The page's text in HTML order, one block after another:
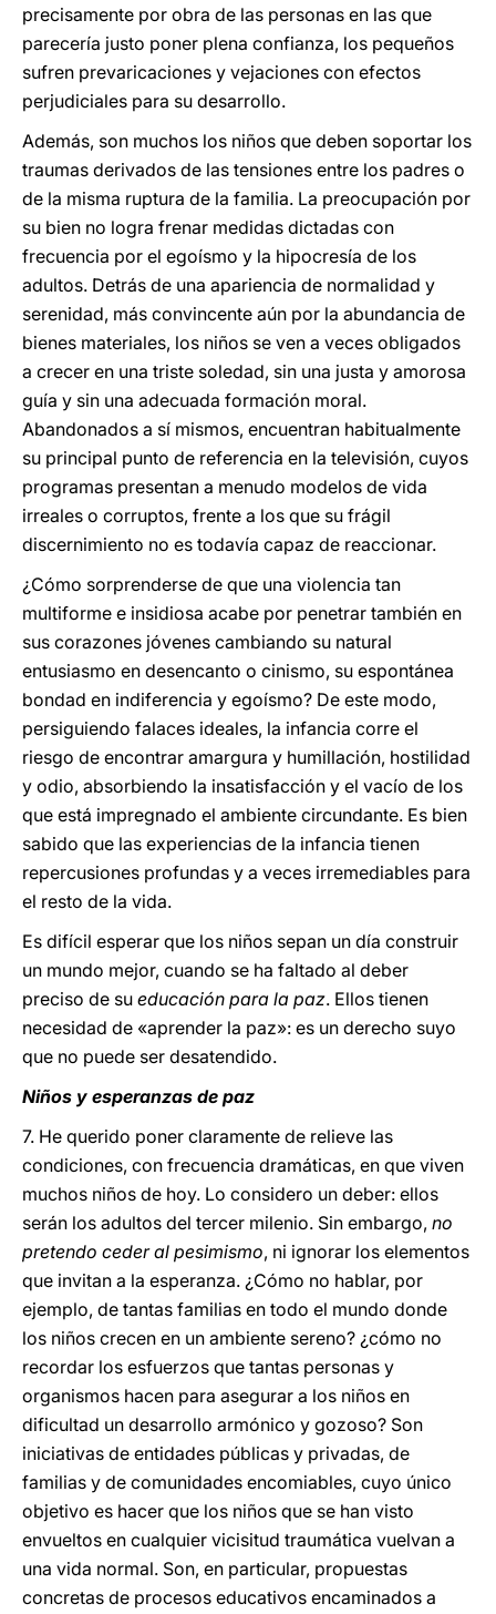
precisamente por obra de las personas en las que
parecería justo poner plena confianza, los pequeños
sufren prevaricaciones y vejaciones con efectos
perjudiciales para su desarrollo.
Además, son muchos los niños que deben soportar los
traumas derivados de las tensiones entre los padres o
de la misma ruptura de la familia. La preocupación por
su bien no logra frenar medidas dictadas con
frecuencia por el egoísmo y la hipocresía de los
adultos. Detrás de una apariencia de normalidad y
serenidad, más convincente aún por la abundancia de
bienes materiales, los niños se ven a veces obligados
a crecer en una triste soledad, sin una justa y amorosa
guía y sin una adecuada formación moral.
Abandonados a sí mismos, encuentran habitualmente
su principal punto de referencia en la televisión, cuyos
programas presentan a menudo modelos de vida
irreales o corruptos, frente a los que su frágil
discernimiento no es todavía capaz de reaccionar.
¿Cómo sorprenderse de que una violencia tan
multiforme e insidiosa acabe por penetrar también en
sus corazones jóvenes cambiando su natural
entusiasmo en desencanto o cinismo, su espontánea
bondad en indiferencia y egoísmo? De este modo,
persiguiendo falaces ideales, la infancia corre el
riesgo de encontrar amargura y humillación, hostilidad
y odio, absorbiendo la insatisfacción y el vacío de los
que está impregnado el ambiente circundante. Es bien
sabido que las experiencias de la infancia tienen
repercusiones profundas y a veces irremediables para
el resto de la vida.
Es difícil esperar que los niños sepan un día construir
un mundo mejor, cuando se ha faltado al deber
preciso de su educación para la paz. Ellos tienen
necesidad de «aprender la paz»: es un derecho suyo
que no puede ser desatendido.
Niños y esperanzas de paz
7. He querido poner claramente de relieve las
condiciones, con frecuencia dramáticas, en que viven
muchos niños de hoy. Lo considero un deber: ellos
serán los adultos del tercer milenio. Sin embargo, no
pretendo ceder al pesimismo, ni ignorar los elementos
que invitan a la esperanza. ¿Cómo no hablar, por
ejemplo, de tantas familias en todo el mundo donde
los niños crecen en un ambiente sereno? ¿cómo no
recordar los esfuerzos que tantas personas y
organismos hacen para asegurar a los niños en
dificultad un desarrollo armónico y gozoso? Son
iniciativas de entidades públicas y privadas, de
familias y de comunidades encomiables, cuyo único
objetivo es hacer que los niños que se han visto
envueltos en cualquier vicisitud traumática vuelvan a
una vida normal. Son, en particular, propuestas
concretas de procesos educativos encaminados a